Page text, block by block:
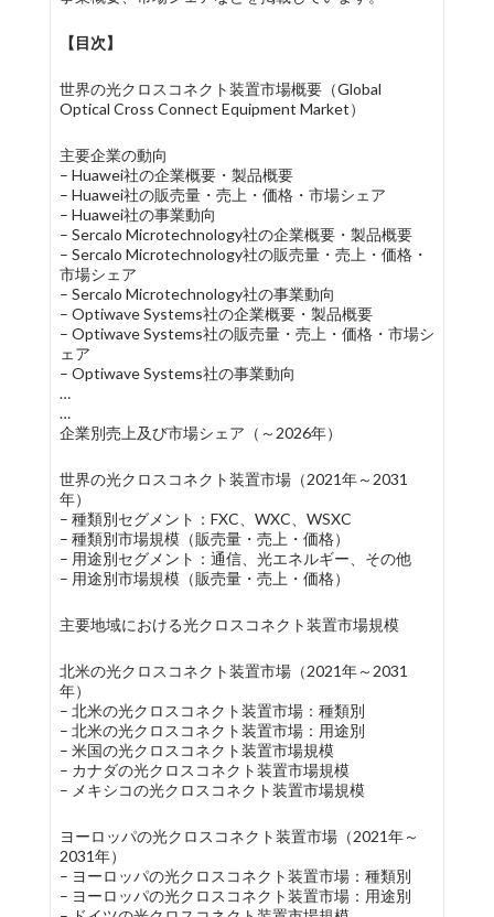
【目次】
世界の光クロスコネクト装置市場概要（Global
Optical Cross Connect Equipment Market）
主要企業の動向
– Huawei社の企業概要・製品概要
– Huawei社の販売量・売上・価格・市場シェア
– Huawei社の事業動向
– Sercalo Microtechnology社の企業概要・製品概要
– Sercalo Microtechnology社の販売量・売上・価格・
市場シェア
– Sercalo Microtechnology社の事業動向
– Optiwave Systems社の企業概要・製品概要
– Optiwave Systems社の販売量・売上・価格・市場シ
ェア
– Optiwave Systems社の事業動向
…
…
企業別売上及び市場シェア（～2026年）
世界の光クロスコネクト装置市場（2021年～2031
年）
– 種類別セグメント：FXC、WXC、WSXC
– 種類別市場規模（販売量・売上・価格）
– 用途別セグメント：通信、光エネルギー、その他
– 用途別市場規模（販売量・売上・価格）
主要地域における光クロスコネクト装置市場規模
北米の光クロスコネクト装置市場（2021年～2031
年）
– 北米の光クロスコネクト装置市場：種類別
– 北米の光クロスコネクト装置市場：用途別
– 米国の光クロスコネクト装置市場規模
– カナダの光クロスコネクト装置市場規模
– メキシコの光クロスコネクト装置市場規模
ヨーロッパの光クロスコネクト装置市場（2021年～
2031年）
– ヨーロッパの光クロスコネクト装置市場：種類別
– ヨーロッパの光クロスコネクト装置市場：用途別